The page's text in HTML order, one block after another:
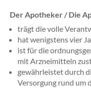
Der Apotheker / Die
trägt die volle
hat wenigstens vier
ist für die
mit Arzneimitteln
gewährleistet durch
Versorgung rund um